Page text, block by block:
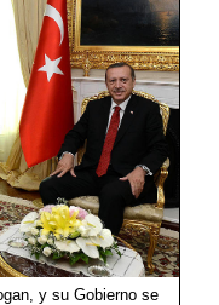
y su Gobierno se